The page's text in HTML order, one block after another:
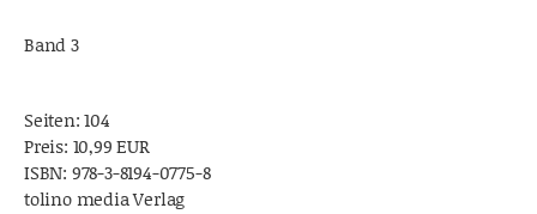
Band 3
Seiten: 104
Preis: 10,99 EUR
ISBN: 978-3-8194-0775-8
tolino media Verlag